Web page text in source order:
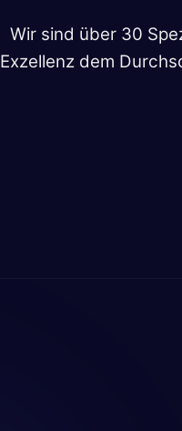
Wir sind über 30
Exzellenz dem